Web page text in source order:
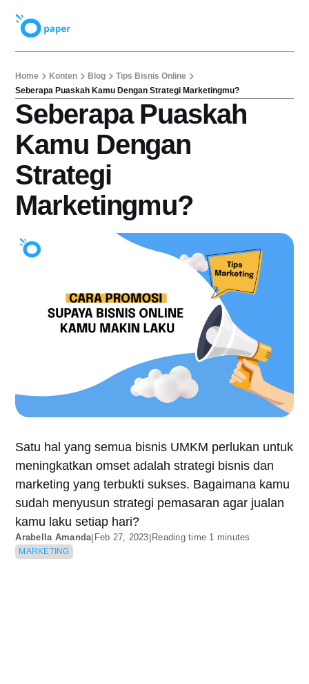
Home Konten Blog
Tips Bisnis Online
Seberapa Puaskah Kamu Dengan Strategi Marketingmu?
Seberapa Puaskah
Kamu Dengan
Strategi
Marketingmu?
Satu hal yang semua bisnis UMKM perlukan untuk
meningkatkan omset adalah strategi bisnis dan
marketing yang terbukti sukses. Bagaimana kamu
sudah menyusun strategi pemasaran agar jualan
kamu laku setiap hari?
Arabella Amanda| Feb 27, 2023|Reading time 1 minutes
MARKETING